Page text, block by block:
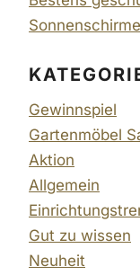
Gewinnspiel
Gartenmöbel
Aktion
Allgemein
Gut zu wissen
Neuheit